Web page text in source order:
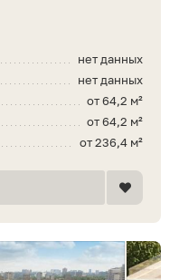
нет данных
нет данных
от 64,2 м²
от 64,2 м²
от 236,4 м²